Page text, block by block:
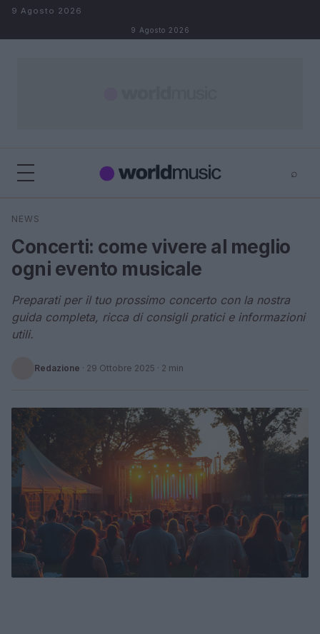
Salta al contenuto
9 Agosto 2026
9 Agosto 2026
⌕
Cerca
NEWS
Concerti: come vivere al meglio
ogni evento musicale
Preparati per il tuo prossimo concerto con la nostra
guida completa, ricca di consigli pratici e informazioni
utili.
Redazione · 29 Ottobre 2025 · 2 min